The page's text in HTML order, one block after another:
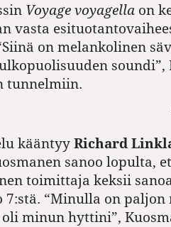
Voyage voyagella on
vasta
on melankolinen
tunnelmiin.
kääntyyRichard
sanoo lopulta,
toimittaja keksii
“Minulla on
oli minun hyttini”,